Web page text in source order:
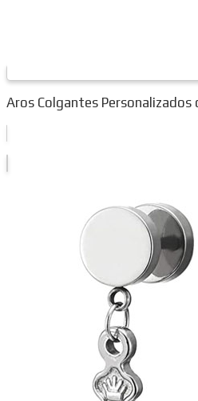
Aros Colgantes Personalizados